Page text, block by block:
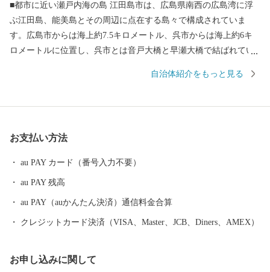
■都市に近い瀬戸内海の島 江田島市は、広島県南西の広島湾に浮
ぶ江田島、能美島とその周辺に点在する島々で構成されていま
す。広島市からは海上約7.5キロメートル、呉市からは海上約6キ
ロメートルに位置し、呉市とは音戸大橋と早瀬大橋で結ばれてい
クセスしやすい環境にあります。 空から見るとザリガニのような
の生産を誇る牡蠣を始め水産物の宝庫となっています。 ■バラエ
くられています。何より魅力的なのは、これら産品をつくってい
る生産者の人柄です。「この人たちがつくっているならぜひ買っ
てみたい！」。そう思わせてくれる個性豊かな生産者のこだわり
おススメです。表情豊かな海で行われるカヌーやSUPなどのマリ
自治体紹介をもっと見る
お支払い方法
au PAY カード（番号入力不要）
au PAY 残高
au PAY（auかんたん決済）通信料金合算
クレジットカード決済（VISA、Master、JCB、Diners、AMEX）
お申し込みに関して